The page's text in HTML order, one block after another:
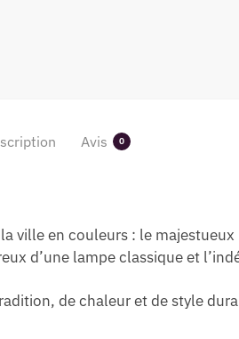
Avis 0
ville en couleurs : le majestueux
d’une lampe classique et
de chaleur et de style